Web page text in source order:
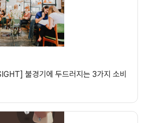
불경기에 두드러지는 3가지 소비